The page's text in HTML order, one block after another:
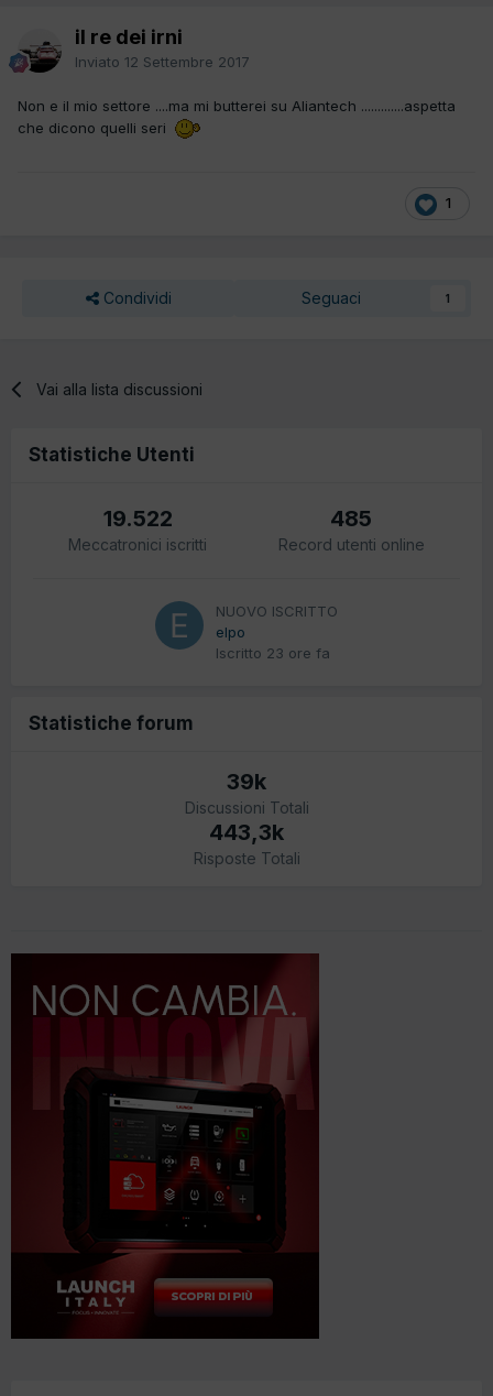
il re dei irni
Inviato 12 Settembre 2017
Non e il mio settore ....ma mi butterei su Aliantech .............aspetta
che dicono quelli seri
1
Condividi Seguaci 1
Vai alla lista discussioni
Statistiche Utenti
19.522
Meccatronici iscritti
485
Record utenti online
NUOVO ISCRITTO
elpo
Iscritto 23 ore fa
Statistiche forum
39k
Discussioni Totali
443,3k
Risposte Totali